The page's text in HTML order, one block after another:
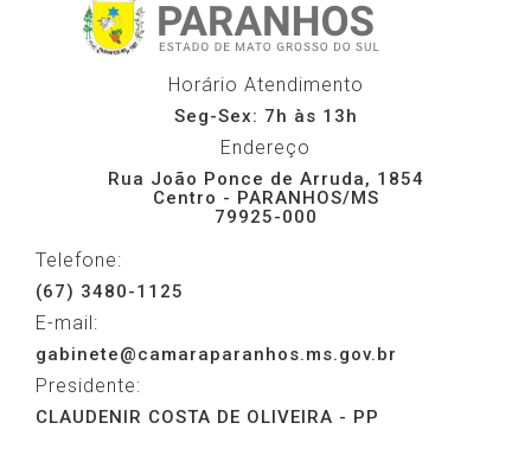
Horário Atendimento
Seg-Sex: 7h às 13h
Endereço
Rua João Ponce de Arruda, 1854
Centro - PARANHOS/MS
79925-000
Telefone:
(67) 3480-1125
E-mail:
gabinete@camaraparanhos.ms.gov.br
Presidente:
CLAUDENIR COSTA DE OLIVEIRA - PP